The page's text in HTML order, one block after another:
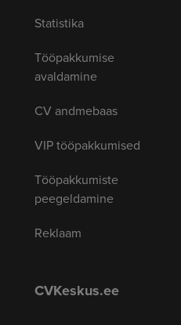
Statistika
Tööpakkumise
avaldamine
CV andmebaas
VIP tööpakkumised
Tööpakkumiste
peegeldamine
Reklaam
CVKeskus.ee